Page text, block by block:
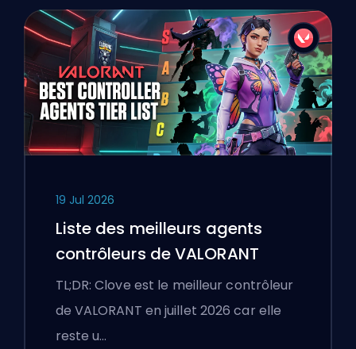
19 Jul 2026
Liste des meilleurs agents
contrôleurs de VALORANT
TL;DR: Clove est le meilleur contrôleur
de VALORANT en juillet 2026 car elle
reste u…